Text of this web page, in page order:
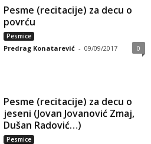
Pesme (recitacije) za decu o
povrću
Pesmice
Predrag Konatarević - 09/09/2017 0
Pesme (recitacije) za decu o
jeseni (Jovan Jovanović Zmaj,
Dušan Radović…)
Pesmice